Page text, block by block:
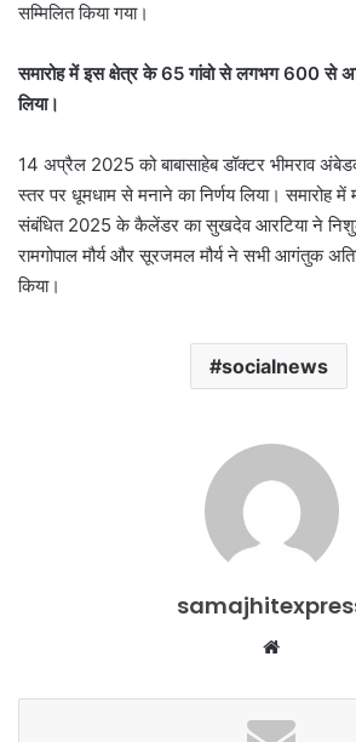
सम्मिलित किया गया।
समारोहमेंइसक्षेत्रके 65गांवोसेलगभग 600से
लिया।
14 अप्रैल 2025 को बाबासाहेब डॉक्टर भीमराव
स्तर पर धूमधाम से मनाने का निर्णय लिया। समारोह
संबंधित 2025 के कैलेंडर का सुखदेव आरटिया ने
रामगोपाल मौर्य और सूरजमल मौर्य ने सभी आगंतुक
किया।
socialnews